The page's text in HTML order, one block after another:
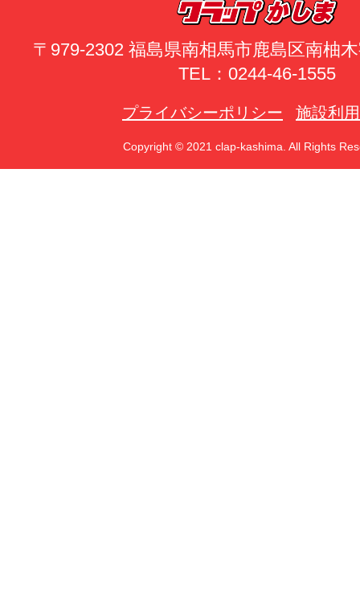
〒979-2302 福島県南相馬市鹿島区南柚
TEL：0244-46-1555
プライバシーポリシー 施設利
Copyright © 2021 clap-kashima. All Rights